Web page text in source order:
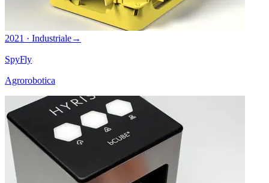
2021 · Industriale→
SpyFly
Agrorobotica